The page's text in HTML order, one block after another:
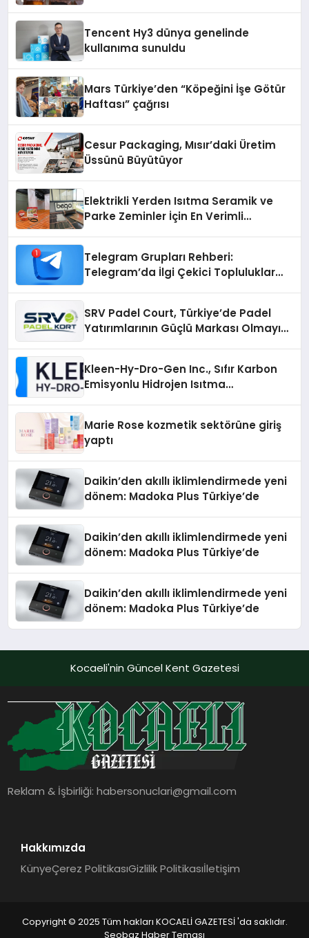
Tencent Hy3 dünya genelinde
kullanıma sunuldu
Mars Türkiye’den “Köpeğini İşe Götür
Haftası” çağrısı
Cesur Packaging, Mısır’daki Üretim
Üssünü Büyütüyor
Elektrikli Yerden Isıtma Seramik ve
Parke Zeminler İçin En Verimli
Telegram Grupları Rehberi:
Telegram’da İlgi Çekici Topluluklar
SRV Padel Court, Türkiye’de Padel
Yatırımlarının Güçlü Markası Olmayı
Kleen-Hy-Dro-Gen Inc., Sıfır Karbon
Emisyonlu Hidrojen Isıtma
Marie Rose kozmetik sektörüne giriş
yaptı
Daikin’den akıllı iklimlendirmede yeni
dönem: Madoka Plus Türkiye’de
Daikin’den akıllı iklimlendirmede yeni
dönem: Madoka Plus Türkiye’de
Daikin’den akıllı iklimlendirmede yeni
dönem: Madoka Plus Türkiye’de
Kocaeli'nin Güncel Kent Gazetesi
Reklam & İşbirliği:habersonuclari@gmail.com
Hakkımızda
KünyeÇerez PolitikasıGizlilik Politikasıİletişim
Copyright © 2025 Tüm hakları KOCAELİ GAZETESİ 'da saklıdır.
Seobaz Haber Teması